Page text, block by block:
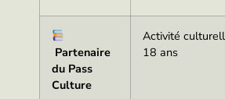
Partenaire
du Pass
Culture
Activité
18 ans